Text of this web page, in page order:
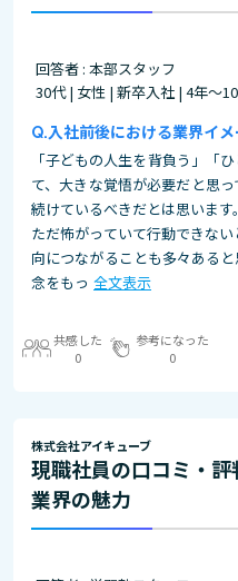
回答者 : 本部スタッフ
30代 | 女性 | 新卒入社 | 4年～
入社前後における業界イメ
「子どもの人生を背負う」「
て、大きな覚悟が必要だと思
続けているべきだとは思います。
ただ怖がっていて行動できな
向につながることも多々ある
念をもっ 全文表示
共感した
0
参考になった
0
株式会社アイキューブ
現職社員の口コミ・評
業界の魅力